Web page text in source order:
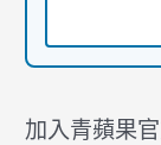
加入青蘋果